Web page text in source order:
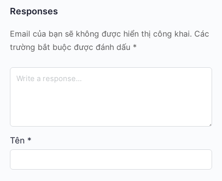
Responses
Email của bạn sẽ không được hiển thị công khai. Các
trường bắt buộc được đánh dấu *
Tên *